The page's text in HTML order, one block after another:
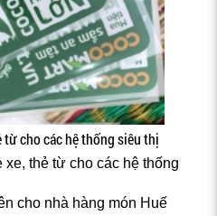
từ cho các hệ thống siêu thị
xe, thẻ từ cho các hệ thống
cho nhà hàng món Huế